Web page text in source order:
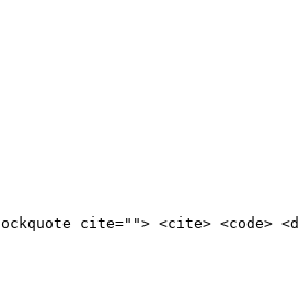
cite=""> <cite> <code>